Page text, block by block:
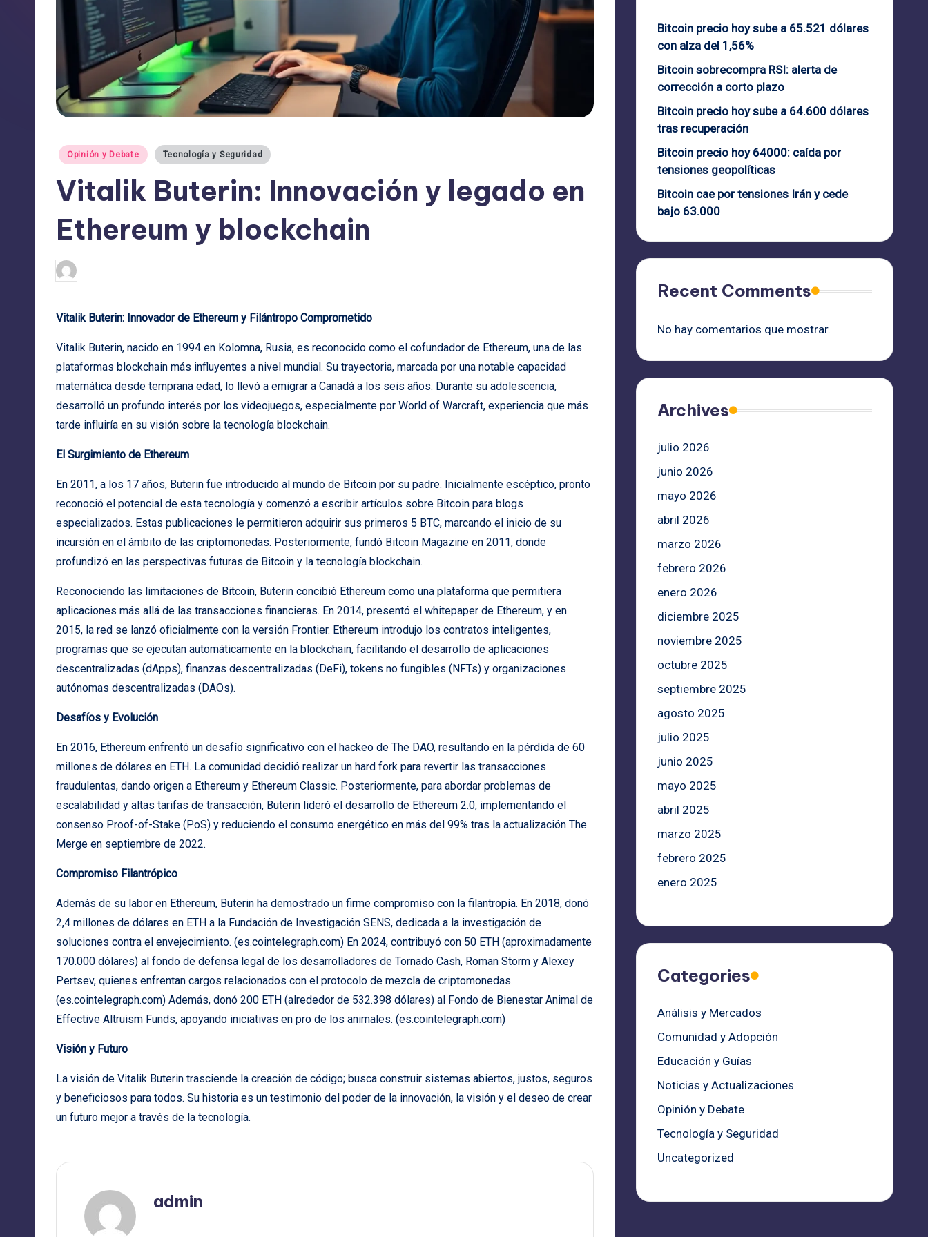
Publicado
Opinión y Debate Tecnología y Seguridad
Vitalik Buterin: Innovación y legado en
Ethereum y blockchain
Publicado
por
Vitalik Buterin: Innovador de Ethereum y Filántropo Comprometido
Vitalik Buterin, nacido en 1994 en Kolomna, Rusia, es reconocido como el cofundador de Ethereum, una de las
plataformas blockchain más influyentes a nivel mundial. Su trayectoria, marcada por una notable capacidad
matemática desde temprana edad, lo llevó a emigrar a Canadá a los seis años. Durante su adolescencia,
desarrolló un profundo interés por los videojuegos, especialmente por World of Warcraft, experiencia que más
tarde influiría en su visión sobre la tecnología blockchain.
El Surgimiento de Ethereum
En 2011, a los 17 años, Buterin fue introducido al mundo de Bitcoin por su padre. Inicialmente escéptico, pronto
reconoció el potencial de esta tecnología y comenzó a escribir artículos sobre Bitcoin para blogs
especializados. Estas publicaciones le permitieron adquirir sus primeros 5 BTC, marcando el inicio de su
incursión en el ámbito de las criptomonedas. Posteriormente, fundó Bitcoin Magazine en 2011, donde
profundizó en las perspectivas futuras de Bitcoin y la tecnología blockchain.
Reconociendo las limitaciones de Bitcoin, Buterin concibió Ethereum como una plataforma que permitiera
aplicaciones más allá de las transacciones financieras. En 2014, presentó el whitepaper de Ethereum, y en
2015, la red se lanzó oficialmente con la versión Frontier. Ethereum introdujo los contratos inteligentes,
programas que se ejecutan automáticamente en la blockchain, facilitando el desarrollo de aplicaciones
descentralizadas (dApps), finanzas descentralizadas (DeFi), tokens no fungibles (NFTs) y organizaciones
autónomas descentralizadas (DAOs).
Desafíos y Evolución
En 2016, Ethereum enfrentó un desafío significativo con el hackeo de The DAO, resultando en la pérdida de 60
millones de dólares en ETH. La comunidad decidió realizar un hard fork para revertir las transacciones
fraudulentas, dando origen a Ethereum y Ethereum Classic. Posteriormente, para abordar problemas de
escalabilidad y altas tarifas de transacción, Buterin lideró el desarrollo de Ethereum 2.0, implementando el
consenso Proof-of-Stake (PoS) y reduciendo el consumo energético en más del 99% tras la actualización The
Merge en septiembre de 2022.
Compromiso Filantrópico
Además de su labor en Ethereum, Buterin ha demostrado un firme compromiso con la filantropía. En 2018, donó
2,4 millones de dólares en ETH a la Fundación de Investigación SENS, dedicada a la investigación de
soluciones contra el envejecimiento. (es.cointelegraph.com) En 2024, contribuyó con 50 ETH (aproximadamente
170.000 dólares) al fondo de defensa legal de los desarrolladores de Tornado Cash, Roman Storm y Alexey
Pertsev, quienes enfrentan cargos relacionados con el protocolo de mezcla de criptomonedas.
(es.cointelegraph.com) Además, donó 200 ETH (alrededor de 532.398 dólares) al Fondo de Bienestar Animal de
Effective Altruism Funds, apoyando iniciativas en pro de los animales. (es.cointelegraph.com)
Visión y Futuro
La visión de Vitalik Buterin trasciende la creación de código; busca construir sistemas abiertos, justos, seguros
y beneficiosos para todos. Su historia es un testimonio del poder de la innovación, la visión y el deseo de crear
un futuro mejor a través de la tecnología.
admin
Bitcoin precio hoy sube a 65.521 dólares
con alza del 1,56%
Bitcoin sobrecompra RSI: alerta de
corrección a corto plazo
Bitcoin precio hoy sube a 64.600 dólares
tras recuperación
Bitcoin precio hoy 64000: caída por
tensiones geopolíticas
Bitcoin cae por tensiones Irán y cede
bajo 63.000
Recent Comments
No hay comentarios que mostrar.
Archives
julio 2026
junio 2026
mayo 2026
abril 2026
marzo 2026
febrero 2026
enero 2026
diciembre 2025
noviembre 2025
octubre 2025
septiembre 2025
agosto 2025
julio 2025
junio 2025
mayo 2025
abril 2025
marzo 2025
febrero 2025
enero 2025
Categories
Análisis y Mercados
Comunidad y Adopción
Educación y Guías
Noticias y Actualizaciones
Opinión y Debate
Tecnología y Seguridad
Uncategorized